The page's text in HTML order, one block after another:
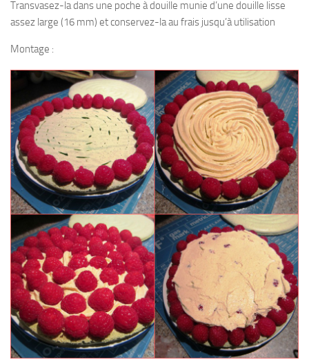
Transvasez-la dans une poche à douille munie d’une douille lisse
assez large (16 mm) et conservez-la au frais jusqu’à utilisation
Montage :